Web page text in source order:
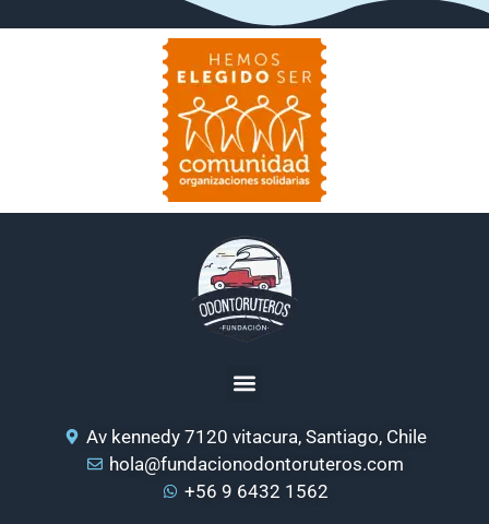
Av kennedy 7120 vitacura, Santiago, Chile
hola@fundacionodontoruteros.com
+56 9 6432 1562